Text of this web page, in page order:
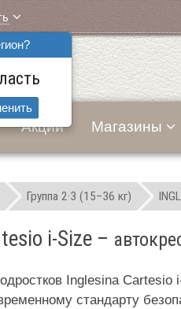
Акции Магазины
Группа 2·3 (15–36 кг)
i-Size –
Inglesina
стандарту